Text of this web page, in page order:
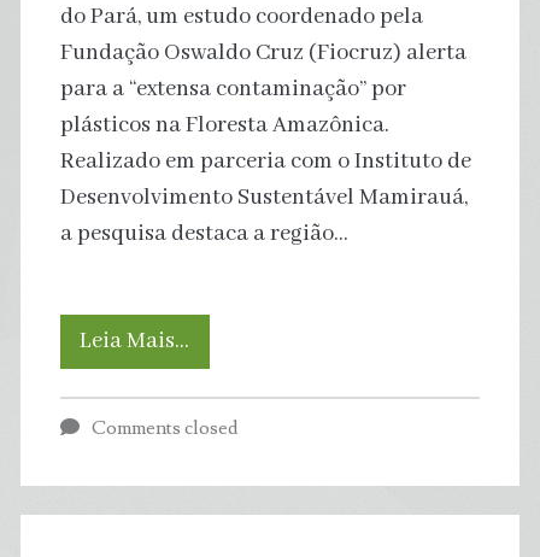
do Pará, um estudo coordenado pela
Fundação Oswaldo Cruz (Fiocruz) alerta
para a “extensa contaminação” por
plásticos na Floresta Amazônica.
Realizado em parceria com o Instituto de
Desenvolvimento Sustentável Mamirauá,
a pesquisa destaca a região…
Leia Mais…
tem
Comments closed